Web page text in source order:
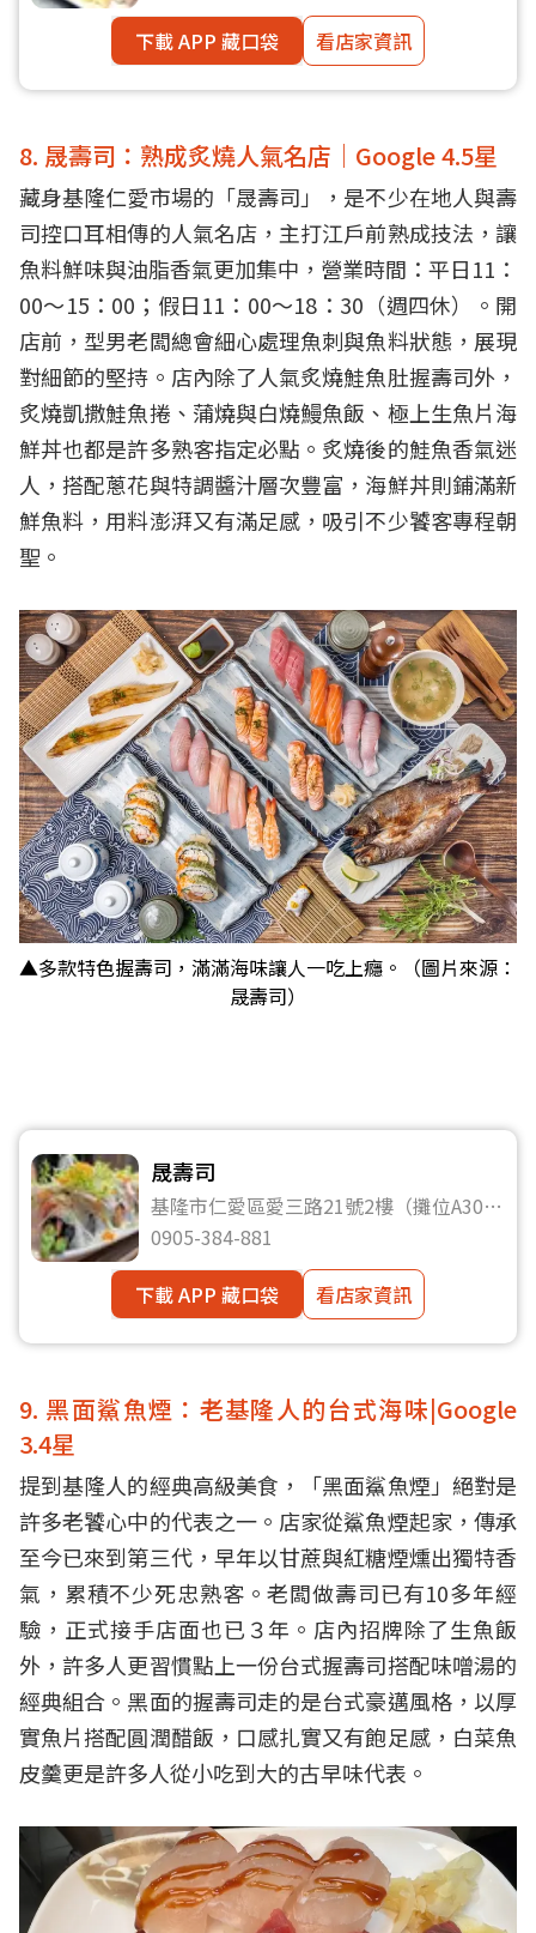
下載 APP 藏口袋
看店家資訊
8. 晟壽司：熟成炙燒人氣名店｜Google 4.5星
藏身基隆仁愛市場的「晟壽司」，是不少在地人與壽
司控口耳相傳的人氣名店，主打江戶前熟成技法，讓
魚料鮮味與油脂香氣更加集中，營業時間：平日11：
00～15：00；假日11：00～18：30（週四休）。開
店前，型男老闆總會細心處理魚刺與魚料狀態，展現
對細節的堅持。店內除了人氣炙燒鮭魚肚握壽司外，
炙燒凱撒鮭魚捲、蒲燒與白燒鰻魚飯、極上生魚片海
鮮丼也都是許多熟客指定必點。炙燒後的鮭魚香氣迷
人，搭配蔥花與特調醬汁層次豐富，海鮮丼則鋪滿新
鮮魚料，用料澎湃又有滿足感，吸引不少饕客專程朝
聖。
▲多款特色握壽司，滿滿海味讓人一吃上癮。（圖片來源：
晟壽司）
晟壽司
基隆市仁愛區愛三路21號2樓（攤位A30、
A31）
0905-384-881
下載 APP 藏口袋
看店家資訊
9. 黑面鯊魚煙：老基隆人的台式海味|Google
3.4星
提到基隆人的經典高級美食，「黑面鯊魚煙」絕對是
許多老饕心中的代表之一。店家從鯊魚煙起家，傳承
至今已來到第三代，早年以甘蔗與紅糖煙燻出獨特香
氣，累積不少死忠熟客。老闆做壽司已有10多年經
驗，正式接手店面也已３年。店內招牌除了生魚飯
外，許多人更習慣點上一份台式握壽司搭配味噌湯的
經典組合。黑面的握壽司走的是台式豪邁風格，以厚
實魚片搭配圓潤醋飯，口感扎實又有飽足感，白菜魚
皮羹更是許多人從小吃到大的古早味代表。